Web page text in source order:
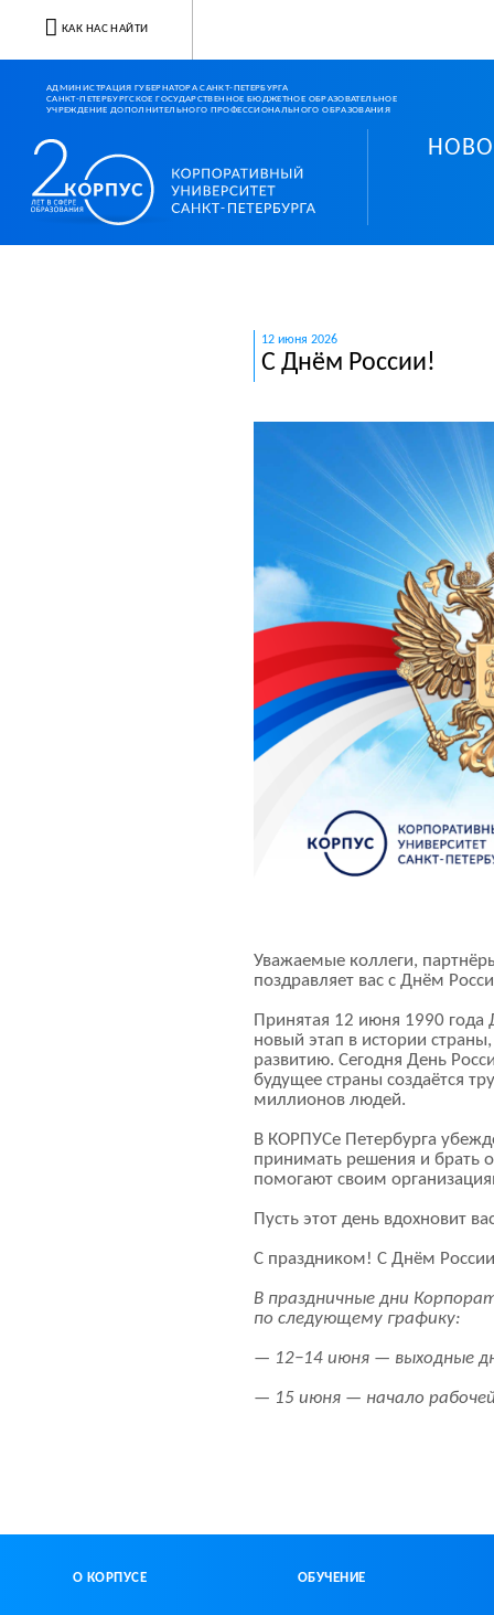
АДМИНИСТРАЦИЯ ГУБЕРНАТОРА САНКТ-ПЕТЕРБУРГА
САНКТ-ПЕТЕРБУРГСКОЕ ГОСУДАРСТВЕННОЕ БЮДЖЕТНОЕ ОБРАЗОВАТЕЛЬНОЕ
УЧРЕЖДЕНИЕ ДОПОЛНИТЕЛЬНОГО ПРОФЕССИОНАЛЬНОГО ОБРАЗОВАНИЯ
Корпоративный
КАК НАС НАЙТИ
12 июня 2026
С Днём России!
Уважаемые коллеги,
поздравляет вас с Днём
Принятая 12 июня 1990 года
новый этап в истории
развитию. Сегодня День
будущее страны создаётся
миллионов людей.
В КОРПУСе Петербурга
принимать решения и брать
помогают своим
Пусть этот день вдохновит
С праздником! С Днём
В праздничные дни
по следующему графику:
— 12−14 июня — выходные
— 15 июня — начало
О КОРПУСЕ ОБУЧЕНИЕ